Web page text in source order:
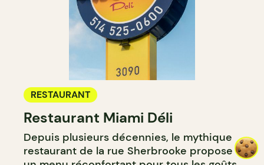
RESTAURANT
Restaurant Miami Déli
Depuis plusieurs décennies, le mythique
restaurant de la rue Sherbrooke propose